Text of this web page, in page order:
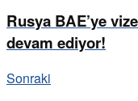
Rusya BAE’ye
devam ediyor!
Sonraki